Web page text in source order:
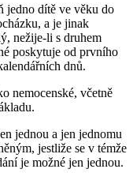
jedno dítě ve věku do
a je jinak
nežije-li s druhem
poskytuje od prvního
dnů.
nemocenské, včetně
jednou a jen jednomu
jestliže se v témže
je možné jen jednou.